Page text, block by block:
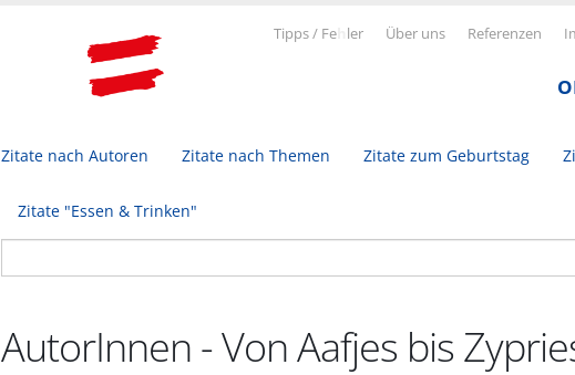
Tipps / Fe ler Über uns Referenzen
Zitate nach Autoren Zitate nach Themen Zitate zum Geburtstag
Zitate "Essen & Trinken"
AutorInnen - Von Aafjes bis